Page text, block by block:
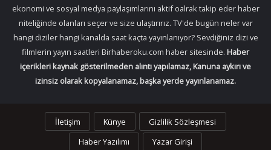
ekonomi ve sosyal medya paylaşımlarını aktif oalrak takip eder haber
niteliğinde olanları seçer ve size ulaştırırız. TV'de bugün neler var
hangi diziler hangi kanalda saat kaçta yayınlanıyor? Sevdiğiniz dizi ve
filmlerin yayın saatleri Birhaberoku.com haber sitesinde. Haber
içerikleri kaynak gösterilmeden alıntı yapılamaz, Kanuna aykırı ve
izinsiz olarak kopyalanamaz, başka yerde yayınlanamaz.
İletişim Künye
Gizlilik Sözleşmesi
Haber Yazılımı
Yazar Girişi